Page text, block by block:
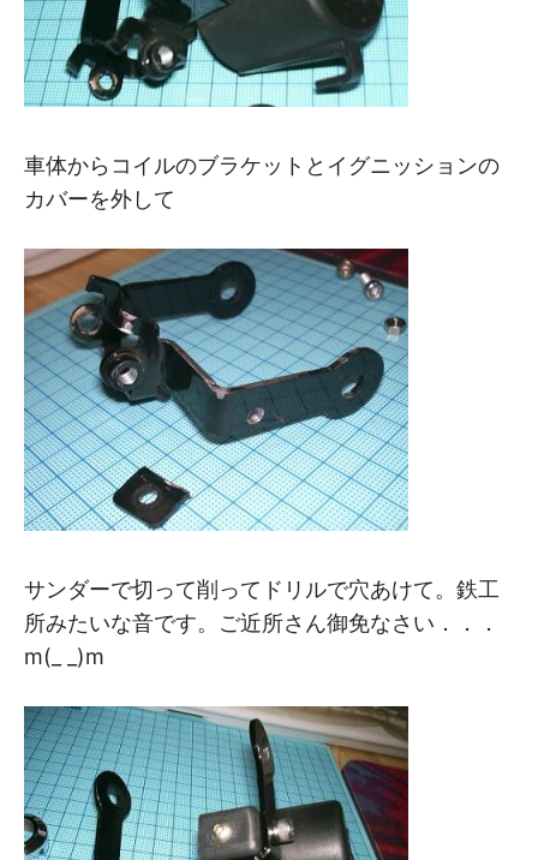
車体からコイルのブラケットとイグニッションの
カバーを外して
サンダーで切って削ってドリルで穴あけて。鉄工
所みたいな音です。ご近所さん御免なさい．．．
m(_ _)m